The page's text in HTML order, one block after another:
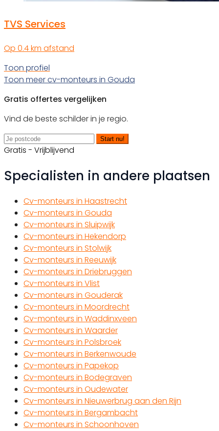
TVS Services
Op 0.4 km afstand
Toon profiel
Toon meer cv-monteurs in Gouda
Gratis offertes vergelijken
Vind de beste schilder in je regio.
Start nu!
Gratis - Vrijblijvend
Specialisten in andere plaatsen
Cv-monteurs in Haastrecht
Cv-monteurs in Gouda
Cv-monteurs in Sluipwijk
Cv-monteurs in Hekendorp
Cv-monteurs in Stolwijk
Cv-monteurs in Reeuwijk
Cv-monteurs in Driebruggen
Cv-monteurs in Vlist
Cv-monteurs in Gouderak
Cv-monteurs in Moordrecht
Cv-monteurs in Waddinxveen
Cv-monteurs in Waarder
Cv-monteurs in Polsbroek
Cv-monteurs in Berkenwoude
Cv-monteurs in Papekop
Cv-monteurs in Bodegraven
Cv-monteurs in Oudewater
Cv-monteurs in Nieuwerbrug aan den Rijn
Cv-monteurs in Bergambacht
Cv-monteurs in Schoonhoven